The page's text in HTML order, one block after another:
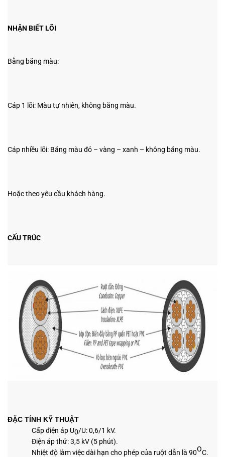
NHẬN BIẾT LÕI
Bằng băng màu:
Cáp 1 lõi: Màu tự nhiên, không băng màu.
Cáp nhiều lõi: Băng màu đỏ – vàng – xanh – không băng màu.
Hoặc theo yêu cầu khách hàng.
CẤU TRÚC
ĐẶC TÍNH KỸ THUẬT
Cấp điện áp U0/U: 0,6/1 kV.
Điện áp thử: 3,5 kV (5 phút).
Nhiệt độ làm việc dài hạn cho phép của ruột dẫn là 90OC.